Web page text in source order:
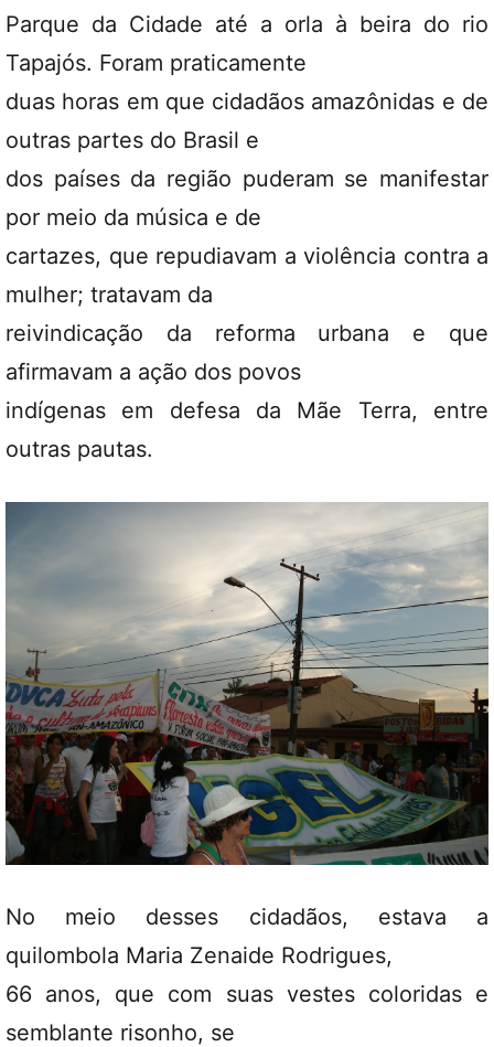
Parque da Cidade até a orla à beira do rio
Tapajós. Foram praticamente
duas horas em que cidadãos amazônidas e de
outras partes do Brasil e
dos países da região puderam se manifestar
por meio da música e de
cartazes, que repudiavam a violência contra a
mulher; tratavam da
reivindicação da reforma urbana e que
afirmavam a ação dos povos
indígenas em defesa da Mãe Terra, entre
outras pautas.
No meio desses cidadãos, estava a
quilombola Maria Zenaide Rodrigues,
66 anos, que com suas vestes coloridas e
semblante risonho, se